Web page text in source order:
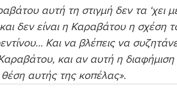
αυτή τη στιγμή δεν τα
δεν είναι η Καραβάτου η σχέση
Και να βλέπεις να
και αν αυτή η διαφήμιση
θέση αυτής της κοπέλας».